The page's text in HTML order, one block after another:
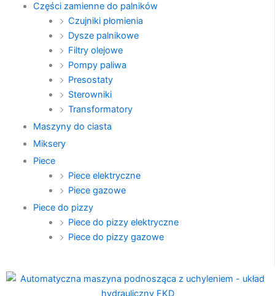
Części zamienne do palników
Czujniki płomienia
Dysze palnikowe
Filtry olejowe
Pompy paliwa
Presostaty
Sterowniki
Transformatory
Maszyny do ciasta
Miksery
Piece
Piece elektryczne
Piece gazowe
Piece do pizzy
Piece do pizzy elektryczne
Piece do pizzy gazowe